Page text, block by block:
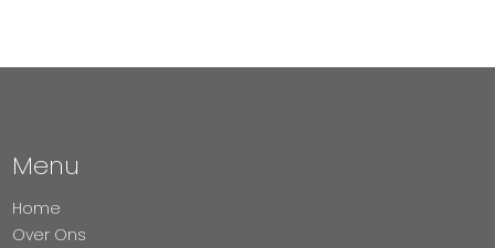
Menu
Home
Over Ons